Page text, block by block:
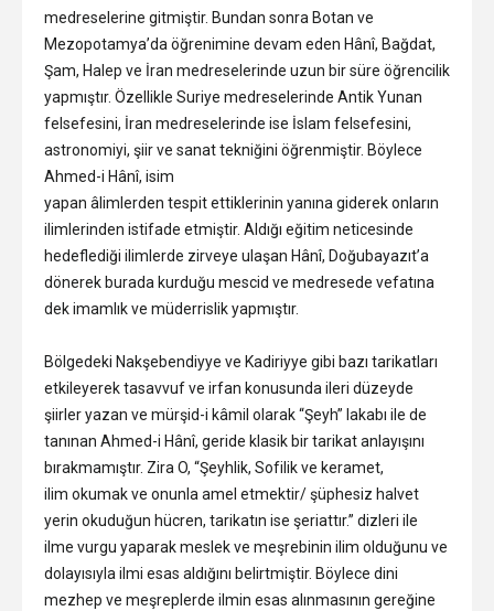
medreselerine gitmiştir. Bundan sonra Botan ve
Mezopotamya’da öğrenimine devam eden Hânî, Bağdat,
Şam, Halep ve İran medreselerinde uzun bir süre öğrencilik
yapmıştır. Özellikle Suriye medreselerinde Antik Yunan
felsefesini, İran medreselerinde ise İslam felsefesini,
astronomiyi, şiir ve sanat tekniğini öğrenmiştir. Böylece
Ahmed-i Hânî, isim
yapan âlimlerden tespit ettiklerinin yanına giderek onların
ilimlerinden istifade etmiştir. Aldığı eğitim neticesinde
hedeflediği ilimlerde zirveye ulaşan Hânî, Doğubayazıt’a
dönerek burada kurduğu mescid ve medresede vefatına
dek imamlık ve müderrislik yapmıştır.
Bölgedeki Nakşebendiyye ve Kadiriyye gibi bazı tarikatları
etkileyerek tasavvuf ve irfan konusunda ileri düzeyde
şiirler yazan ve mürşid-i kâmil olarak “Şeyh” lakabı ile de
tanınan Ahmed-i Hânî, geride klasik bir tarikat anlayışını
bırakmamıştır. Zira O, “Şeyhlik, Sofilik ve keramet,
ilim okumak ve onunla amel etmektir/ şüphesiz halvet
yerin okuduğun hücren, tarikatın ise şeriattır.” dizleri ile
ilme vurgu yaparak meslek ve meşrebinin ilim olduğunu ve
dolayısıyla ilmi esas aldığını belirtmiştir. Böylece dini
mezhep ve meşreplerde ilmin esas alınmasının gereğine